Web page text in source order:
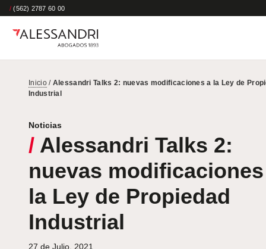
/ (562) 2787 60 00
Inicio/ Alessandri Talks 2: nuevas modificaciones a la Ley de
Industrial
Noticias
/ Alessandri Talks 2:
nuevas
la Ley de Propiedad
Industrial
27 de Julio, 2021